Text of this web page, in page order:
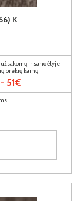
K
ir sandėlyje
prekių kainų
- 51€